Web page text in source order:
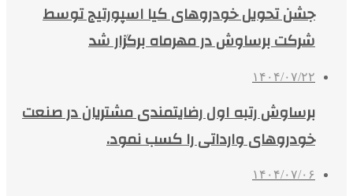
جشن تحویل خودروهای کیا اسپورتیج توسط
شرکت برساوش در مهرماه برگزار شد
۱۴۰۴/۰۷/۲۲
برساوش رتبه اول رضایتمندی مشتریان در صنعت
خودروهای وارداتی را کسب نمود.
۱۴۰۴/۰۷/۰۶